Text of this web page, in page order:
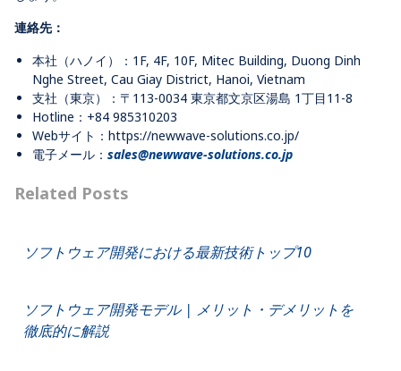
連絡先：
本社（ハノイ）：1F, 4F, 10F, Mitec Building, Duong Dinh
Nghe Street, Cau Giay District, Hanoi, Vietnam
支社（東京）：〒113-0034 東京都文京区湯島 1丁目11-8
Hotline：+84 985310203
Webサイト：https://newwave-solutions.co.jp/
電子メール： sales@newwave-solutions.co.jp
Related Posts
ソフトウェア開発における最新技術トップ10
ソフトウェア開発モデル | メリット・デメリットを
徹底的に解説